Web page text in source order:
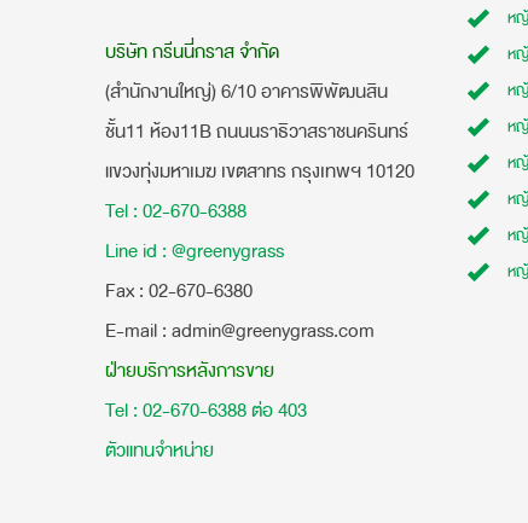
บริษัท กรีนนี่กราส จำกัด
(สำนักงานใหญ่) 6/10 อาคารพิพัฒนสิน
ชั้น11 ห้อง11B ถนนนราธิวาสราชนครินทร์
แขวงทุ่งมหาเมฆ เขตสาทร กรุงเทพฯ 10120
Tel : 02-670-6388
Line id : @greenygrass
​Fax : 02-670-6380
E-mail : admin@greenygrass.com
ฝ่ายบริการหลังการขาย
Tel : 02-670-6388 ต่อ 403
ตัวแทนจำหน่าย
ห
ห
ห
หญ้
หญ้
หญ้
ห
ห